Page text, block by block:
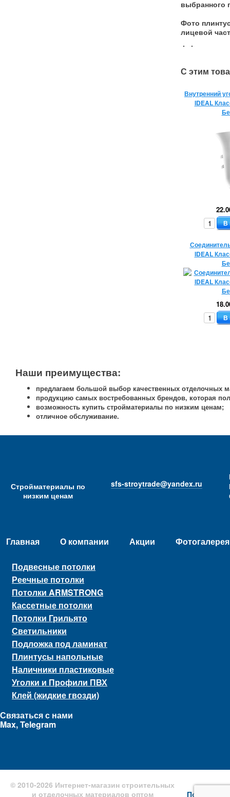
выбранного
Фото
лицевой
С этим
Внутренний
IDEAL
В
IDEAL
В
Наши преимущества:
предлагаем большой выбор качественных отделочных
продукцию самых востребованных брендов, которая
возможность купить стройматериалы по низким ценам;
отличное обслуживание.
Стройматериалы по
низким ценам
sfs-stroytrade@yandex.ru
Главная О компании Акции Фотогалерея
Подвесные потолки
Реечные потолки
Потолки ARMSTRONG
Кассетные потолки
Потолки Грильято
Светильники
Подложка под ламинат
Плинтусы напольные
Наличники пластиковые
Уголки и Профили ПВХ
Клей (жидкие гвозди)
Связаться с нами
Max, Telegram
© 2010-2026 Интернет-магазин строительных
и отделочных материалов оптом